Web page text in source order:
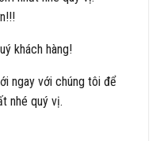
khách hàng!
ngay với chúng tôi để
nhé quý vị.